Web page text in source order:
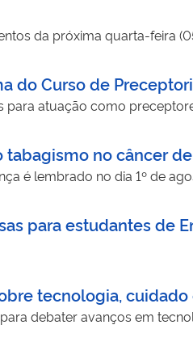
da próxima quarta-feira
do Curso de
atuação como
tabagismo no câncer
é lembrado no dia 1º de
para estudantes de
tecnologia,
debater avanços em